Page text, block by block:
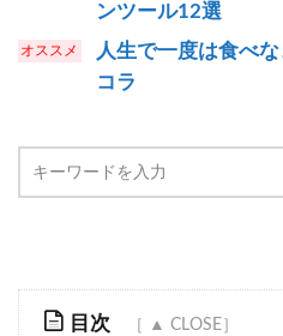
ンツール12選
人生で一度は食べ
コラ
目次